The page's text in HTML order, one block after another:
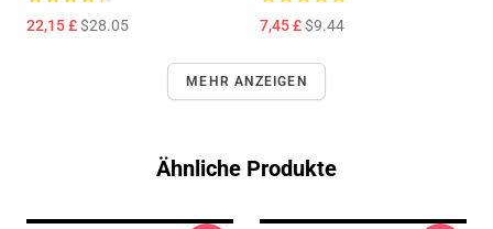
22,15 £$28.05 7,45 £$9.44
MEHR ANZEIGEN
Ähnliche Produkte